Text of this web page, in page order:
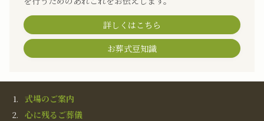
詳しくはこちら
お葬式豆知識
式場のご案内
心に残るご葬儀